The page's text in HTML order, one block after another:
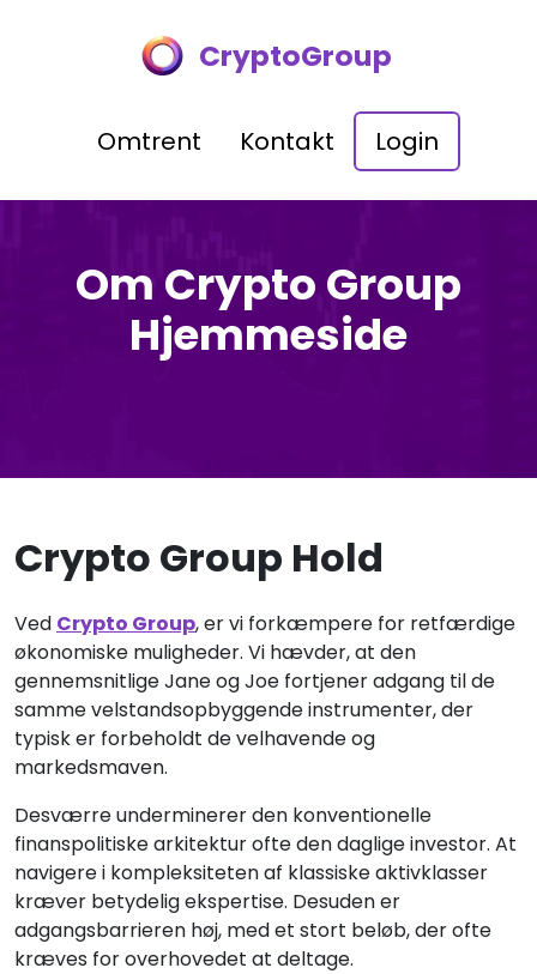
CryptoGroup
Omtrent Kontakt Login
Om Crypto Group
Hjemmeside
Crypto Group Hold
Ved Crypto Group, er vi forkæmpere for retfærdige
økonomiske muligheder. Vi hævder, at den
gennemsnitlige Jane og Joe fortjener adgang til de
samme velstandsopbyggende instrumenter, der
typisk er forbeholdt de velhavende og
markedsmaven.
Desværre underminerer den konventionelle
finanspolitiske arkitektur ofte den daglige investor. At
navigere i kompleksiteten af klassiske aktivklasser
kræver betydelig ekspertise. Desuden er
adgangsbarrieren høj, med et stort beløb, der ofte
kræves for overhovedet at deltage.